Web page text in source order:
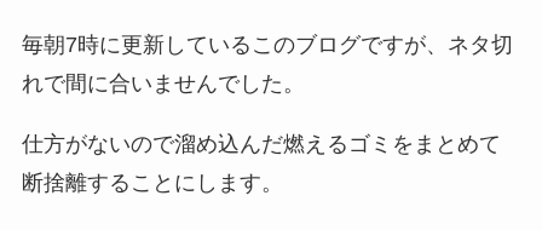
毎朝7時に更新しているこのブログですが、ネタ切
れで間に合いませんでした。
仕方がないので溜め込んだ燃えるゴミをまとめて
断捨離することにします。